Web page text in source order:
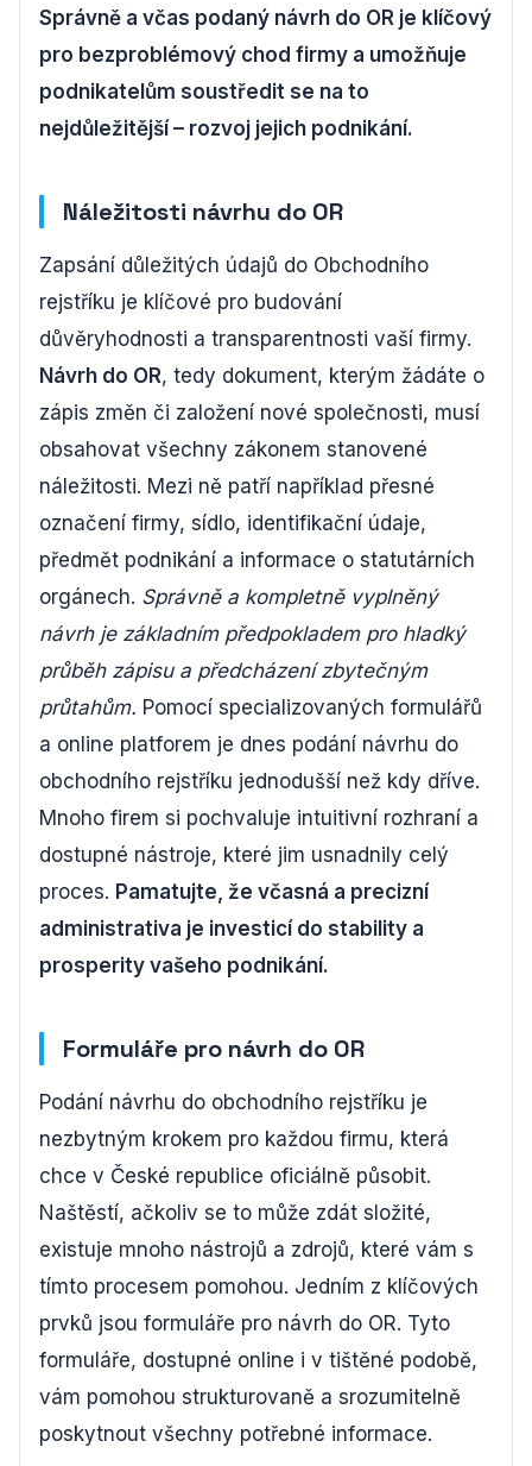
Správně a včas podaný návrh do OR je klíčový
pro bezproblémový chod firmy a umožňuje
podnikatelům soustředit se na to
nejdůležitější – rozvoj jejich podnikání.
Náležitosti návrhu do OR
Zapsání důležitých údajů do Obchodního
rejstříku je klíčové pro budování
důvěryhodnosti a transparentnosti vaší firmy.
Návrh do OR, tedy dokument, kterým žádáte o
zápis změn či založení nové společnosti, musí
obsahovat všechny zákonem stanovené
náležitosti. Mezi ně patří například přesné
označení firmy, sídlo, identifikační údaje,
předmět podnikání a informace o statutárních
orgánech. Správně a kompletně vyplněný
návrh je základním předpokladem pro hladký
průběh zápisu a předcházení zbytečným
průtahům. Pomocí specializovaných formulářů
a online platforem je dnes podání návrhu do
obchodního rejstříku jednodušší než kdy dříve.
Mnoho firem si pochvaluje intuitivní rozhraní a
dostupné nástroje, které jim usnadnily celý
proces. Pamatujte, že včasná a precizní
administrativa je investicí do stability a
prosperity vašeho podnikání.
Formuláře pro návrh do OR
Podání návrhu do obchodního rejstříku je
nezbytným krokem pro každou firmu, která
chce v České republice oficiálně působit.
Naštěstí, ačkoliv se to může zdát složité,
existuje mnoho nástrojů a zdrojů, které vám s
tímto procesem pomohou. Jedním z klíčových
prvků jsou formuláře pro návrh do OR. Tyto
formuláře, dostupné online i v tištěné podobě,
vám pomohou strukturovaně a srozumitelně
poskytnout všechny potřebné informace.